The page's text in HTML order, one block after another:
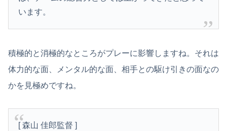
います。
積極的と消極的なところがプレーに影響しますね。それは
体力的な面、メンタル的な面、相手との駆け引きの面なの
かを見極めですね。
[ 森山 佳郎監督 ]